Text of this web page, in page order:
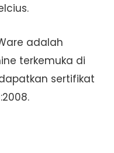
adalah
terkemuka di
sertifikat